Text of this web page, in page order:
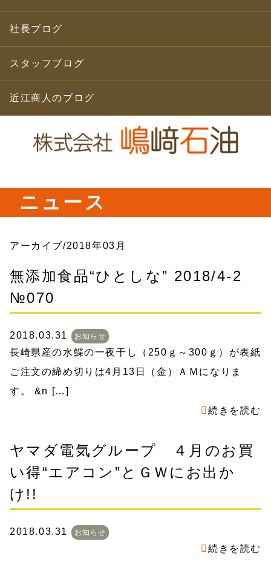
社長ブログ
スタッフブログ
近江商人のブログ
ニュース
アーカイブ/2018年03月
無添加食品“ひとしな” 2018/4-2
№070
2018.03.31 お知らせ
長崎県産の水鰈の一夜干し（250ｇ～300ｇ）が表紙
ご注文の締め切りは4月13日（金）ＡＭになりま
す。 &n […]
続きを読む
ヤマダ電気グループ ４月のお買
い得“エアコン”とＧＷにお出か
け!!
2018.03.31 お知らせ
続きを読む